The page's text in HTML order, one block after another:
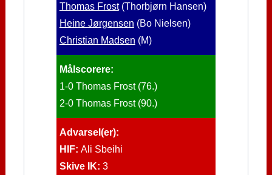
Thomas Frost(Thorbjørn Hansen)
Heine Jørgensen (Bo Nielsen)
Christian Madsen (M)
Målscorere:
1-0 Thomas Frost (76.)
2-0 Thomas Frost (90.)
Advarsel(er):
HIF: Ali Sbeihi
Skive IK: 3